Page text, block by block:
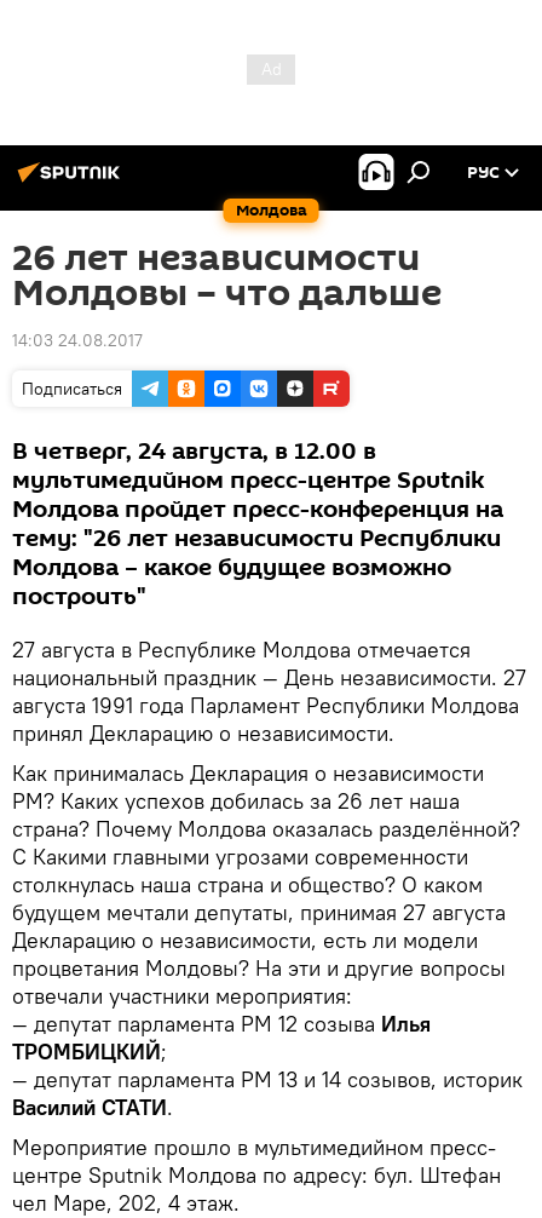
Молдова
РУС
26 лет независимости
Молдовы – что дальше
14:03 24.08.2017
Подписаться
В четверг, 24 августа, в 12.00 в
мультимедийном пресс-центре Sputnik
Молдова пройдет пресс-конференция на
тему: "26 лет независимости Республики
Молдова – какое будущее возможно
построить"
27 августа в Республике Молдова отмечается
национальный праздник — День независимости. 27
августа 1991 года Парламент Республики Молдова
принял Декларацию о независимости.
Как принималась Декларация о независимости
РМ? Каких успехов добилась за 26 лет наша
страна? Почему Молдова оказалась разделённой?
С Какими главными угрозами современности
столкнулась наша страна и общество? О каком
будущем мечтали депутаты, принимая 27 августа
Декларацию о независимости, есть ли модели
процветания Молдовы? На эти и другие вопросы
отвечали участники мероприятия:
— депутат парламента РМ 12 созыва Илья
ТРОМБИЦКИЙ;
— депутат парламента РМ 13 и 14 созывов, историк
Василий СТАТИ.
Мероприятие прошло в мультимедийном пресс-
центре Sputnik Молдова по адресу: бул. Штефан
чел Маре, 202, 4 этаж.